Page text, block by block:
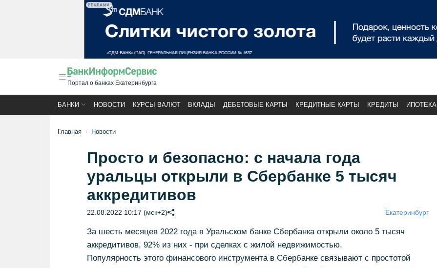
РЕКЛАМА
Портал о банках Екатеринбурга
БАНКИ НОВОСТИ КУРСЫ ВАЛЮТ ВКЛАДЫ ДЕБЕТОВЫЕ КАРТЫ КРЕДИТНЫЕ КАРТЫ КРЕДИТЫ ИПОТЕКА
Главная Новости
Просто и безопасно: с начала года
уральцы открыли в Сбербанке 5 тысяч
аккредитивов
22.08.2022 10:17 (мск+2) Екатеринбург
За шесть месяцев 2022 года в Уральском банке Сбербанка открыли около 5 тысяч
аккредитивов, 92% из них - при сделках с жилой недвижимостью.
Популярность этого финансового инструмента в Сбербанке связывают с простотой